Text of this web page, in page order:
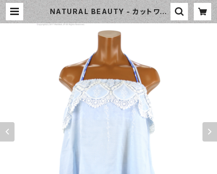
NATURAL BEAUTY - カットワー
クベアトップス 4点セット（331050
- 81:サックス） | WaiiWaii Swim
wear Shop（ワイワイ水着）